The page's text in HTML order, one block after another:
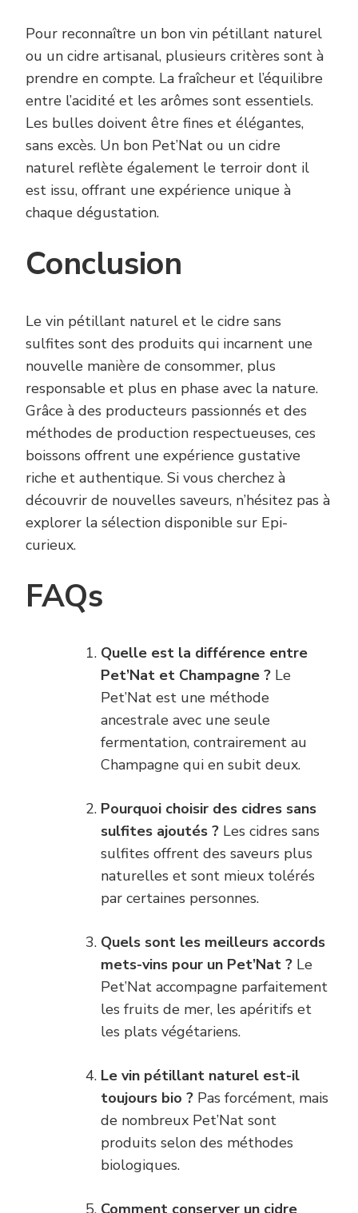
Pour reconnaître un bon vin pétillant naturel
ou un cidre artisanal, plusieurs critères sont à
prendre en compte. La fraîcheur et l’équilibre
entre l’acidité et les arômes sont essentiels.
Les bulles doivent être fines et élégantes,
sans excès. Un bon Pet’Nat ou un cidre
naturel reflète également le terroir dont il
est issu, offrant une expérience unique à
chaque dégustation.
Conclusion
Le vin pétillant naturel et le cidre sans
sulfites sont des produits qui incarnent une
nouvelle manière de consommer, plus
responsable et plus en phase avec la nature.
Grâce à des producteurs passionnés et des
méthodes de production respectueuses, ces
boissons offrent une expérience gustative
riche et authentique. Si vous cherchez à
découvrir de nouvelles saveurs, n’hésitez pas à
explorer la sélection disponible sur Epi-
curieux.
FAQs
Quelle est la différence entre
Pet’Nat et Champagne ? Le
Pet’Nat est une méthode
ancestrale avec une seule
fermentation, contrairement au
Champagne qui en subit deux.
Pourquoi choisir des cidres sans
sulfites ajoutés ? Les cidres sans
sulfites offrent des saveurs plus
naturelles et sont mieux tolérés
par certaines personnes.
Quels sont les meilleurs accords
mets-vins pour un Pet’Nat ? Le
Pet’Nat accompagne parfaitement
les fruits de mer, les apéritifs et
les plats végétariens.
Le vin pétillant naturel est-il
toujours bio ? Pas forcément, mais
de nombreux Pet’Nat sont
produits selon des méthodes
biologiques.
Comment conserver un cidre